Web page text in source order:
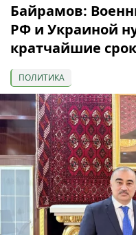
Байрамов:
РФ и Украиной
кратчайшие
ПОЛИТИКА